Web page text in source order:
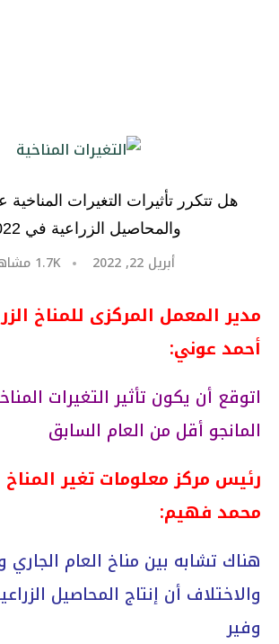
هل تتكرر تأثيرات التغيرات المناخية
والمحاصيل الزراعية في 2022؟
أبريل 22, 2022 1.7K
مدير المعمل المركزى للمناخ
أحمد عوني:
اتوقع أن يكون تأثير التغيرات
المانجو أقل من العام السابق
رئيس مركز معلومات تغير المناخ
محمد فهيم:
هناك تشابه بين مناخ العام الجاري
والاختلاف أن إنتاج المحاصيل
وفير